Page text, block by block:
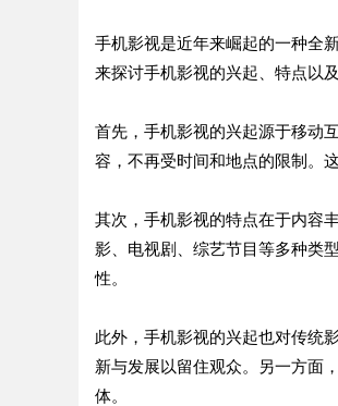
手机影视是近年来崛起的一种全
来探讨手机影视的兴起、特点以
首先，手机影视的兴起源于移动
容，不再受时间和地点的限制。
其次，手机影视的特点在于内容
影、电视剧、综艺节目等多种类
性。
此外，手机影视的兴起也对传统
新与发展以留住观众。另一方面
体。